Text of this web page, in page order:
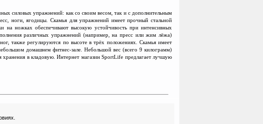
силовых упражнений: как со своим весом, так и с дополнительным
ноги, ягодицы. Скамья для упражнений имеет прочный стальной
на ножках обеспечивают высокую устойчивость при интенсивных
различных упражнений (например, на пресс или жим лёжа)
также регулируются по высоте в трёх положениях. Скамья имеет
домашнем фитнес-зале. Небольшой вес (всего 9 килограмм)
в кладовую. Интернет магазин SportLife предлагает лучшую